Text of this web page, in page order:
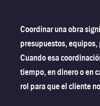
Coordinar una obra
presupuestos,
Cuando esa
tiempo, en dinero o en
rol para que el cliente